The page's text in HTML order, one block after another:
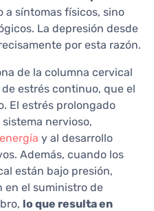
a síntomas físicos, sino
La depresión desde
por esta razón.
de la columna cervical
estrés continuo, que el
El estrés prolongado
nervioso,
y al desarrollo
Además, cuando los
están bajo presión,
en el suministro de
lo que resulta en